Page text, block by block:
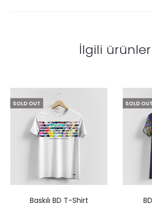
İlgili ürünler
SOLD OUT
Baskılı BD T-Shirt
SOLD OUT